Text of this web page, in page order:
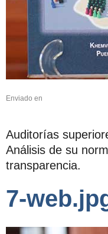
Enviado en
Auditorías
Análisis de su
transparencia.
7-